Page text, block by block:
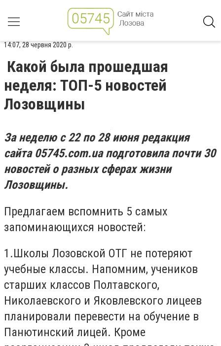
14:07, 28 червня 2020 р.
Какой была прошедшая
неделя: ТОП-5 новостей
Лозовщины
За неделю с 22 по 28 июня редакция
сайта 05745.com.ua подготовила почти 30
новостей о разных сферах жизни
Лозовщины.
Предлагаем вспомнить 5 самых
запоминающихся новостей:
1.Школы Лозовской ОТГ не потеряют
учебные классы. Напомним, учеников
старших классов Полтавского,
Николаевского и Яковлевского лицеев
планировали перевести на обучение в
Панютинский лицей. Кроме